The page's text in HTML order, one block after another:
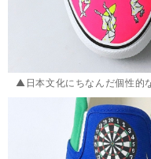
▲日本文化にちなんだ個性的